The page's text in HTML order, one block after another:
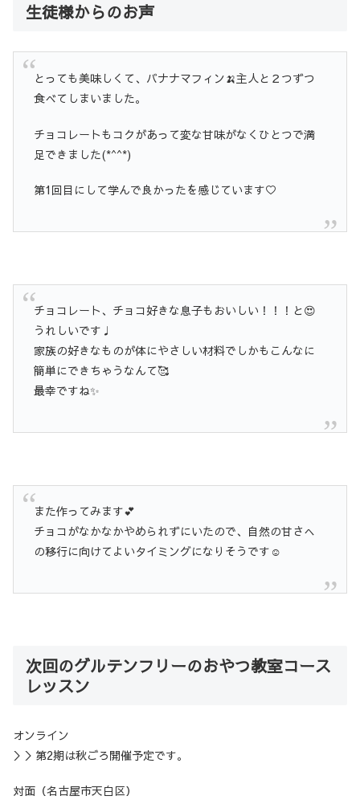
生徒様からのお声
とっても美味しくて、バナナマフィン🍌主人と２つずつ
食べてしまいました。
チョコレートもコクがあって変な甘味がなくひとつで満
足できました(*^^*)
第1回目にして学んで良かったを感じています♡
チョコレート、チョコ好きな息子もおいしい！！！と😍
うれしいです♩
家族の好きなものが体にやさしい材料でしかもこんなに
簡単にできちゃうなんて🥰
最幸ですね✨
また作ってみます💕
チョコがなかなかやめられずにいたので、自然の甘さへ
の移行に向けてよいタイミングになりそうです☺️
次回のグルテンフリーのおやつ教室コース
レッスン
オンライン
＞＞第2期は秋ごろ開催予定です。
対面（名古屋市天白区）